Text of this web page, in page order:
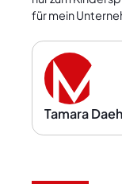
Tamara
für mein